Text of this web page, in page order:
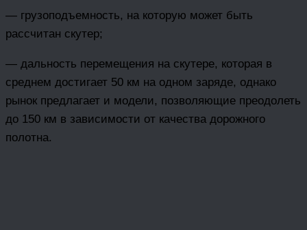
— грузоподъемность, на которую может быть
рассчитан скутер;
— дальность перемещения на скутере, которая в
среднем достигает 50 км на одном заряде, однако
рынок предлагает и модели, позволяющие преодолеть
до 150 км в зависимости от качества дорожного
полотна.